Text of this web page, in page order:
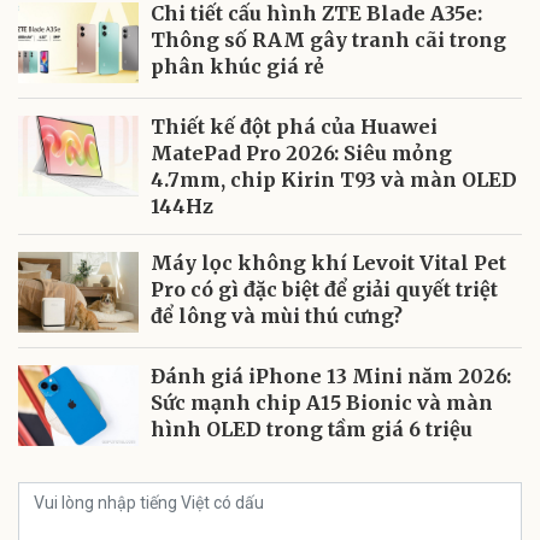
Chi tiết cấu hình ZTE Blade A35e:
Thông số RAM gây tranh cãi trong
phân khúc giá rẻ
Thiết kế đột phá của Huawei
MatePad Pro 2026: Siêu mỏng
4.7mm, chip Kirin T93 và màn OLED
144Hz
Máy lọc không khí Levoit Vital Pet
Pro có gì đặc biệt để giải quyết triệt
để lông và mùi thú cưng?
Đánh giá iPhone 13 Mini năm 2026:
Sức mạnh chip A15 Bionic và màn
hình OLED trong tầm giá 6 triệu